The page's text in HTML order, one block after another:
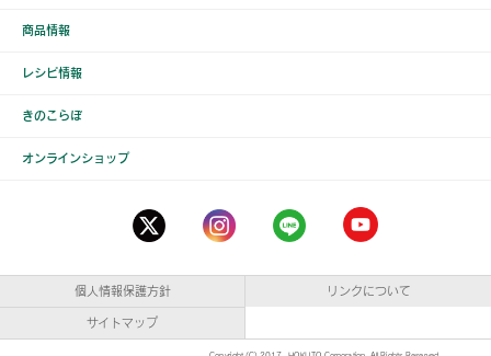
商品情報
レシピ情報
きのこらぼ
オンラインショップ
個人情報保護方針 リンクについて
サイトマップ